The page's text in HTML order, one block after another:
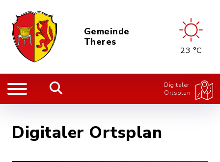
Gemeinde
Theres
23 °C
Digitaler
Ortsplan
Digitaler Ortsplan